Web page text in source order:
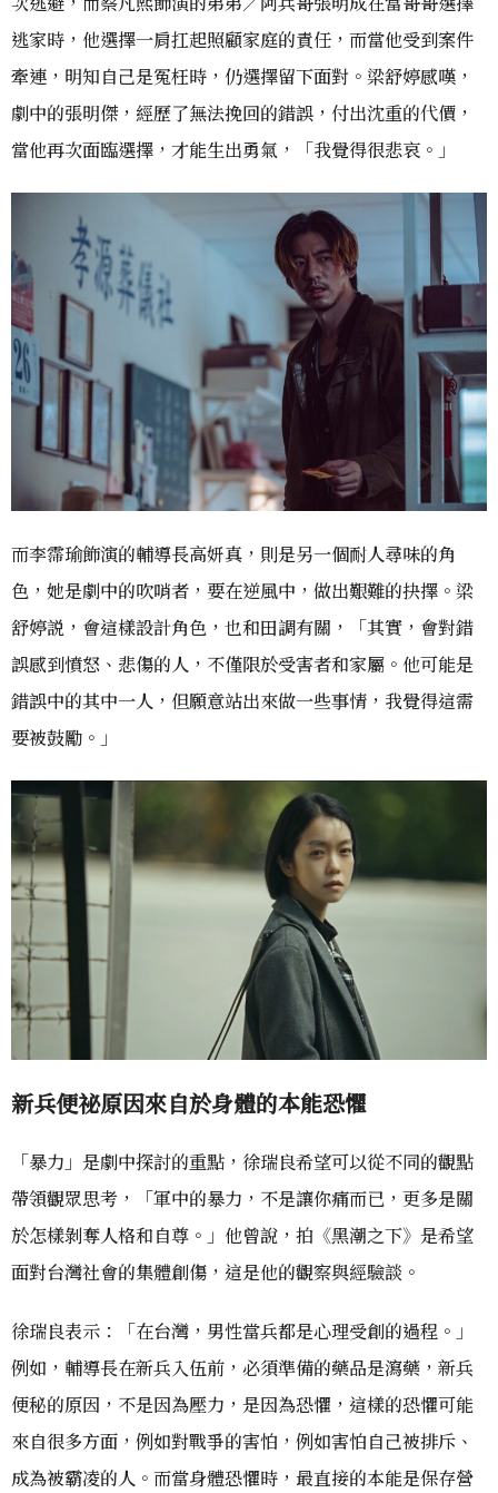
逃家時，他選擇一肩扛起照顧家庭的責任，而當他受到案件
牽連，明知自己是冤枉時，仍選擇留下面對。梁舒婷感嘆，
劇中的張明傑，經歷了無法挽回的錯誤，付出沈重的代價，
當他再次面臨選擇，才能生出勇氣，「我覺得很悲哀。」
而李霈瑜飾演的輔導長高妍真，則是另一個耐人尋味的角
色，她是劇中的吹哨者，要在逆風中，做出艱難的抉擇。梁
舒婷説，會這樣設計角色，也和田調有關，「其實，會對錯
誤感到憤怒、悲傷的人，不僅限於受害者和家屬。他可能是
錯誤中的其中一人，但願意站出來做一些事情，我覺得這需
要被鼓勵。」
新兵便祕原因來自於身體的本能恐懼
「暴力」是劇中探討的重點，徐瑞良希望可以從不同的觀點
帶領觀眾思考，「軍中的暴力，不是讓你痛而已，更多是關
於怎樣剝奪人格和自尊。」他曾說，拍《黑潮之下》是希望
面對台灣社會的集體創傷，這是他的觀察與經驗談。
徐瑞良表示：「在台灣，男性當兵都是心理受創的過程。」
例如，輔導長在新兵入伍前，必須準備的藥品是瀉藥，新兵
便秘的原因，不是因為壓力，是因為恐懼，這樣的恐懼可能
來自很多方面，例如對戰爭的害怕，例如害怕自己被排斥、
成為被霸凌的人。而當身體恐懼時，最直接的本能是保存營